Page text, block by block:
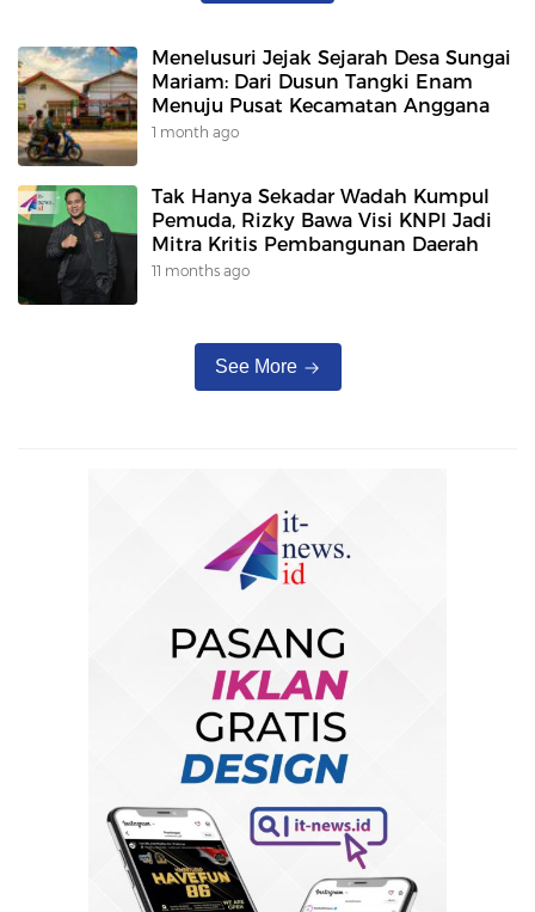
Tingkatkan
Kunjungan
Menelusuri Jejak Sejarah Desa Sungai
Mariam: Dari Dusun Tangki Enam
Menuju Pusat Kecamatan Anggana
1 month ago
Tak Hanya Sekadar Wadah Kumpul
Pemuda, Rizky Bawa Visi KNPI Jadi
Mitra Kritis Pembangunan Daerah
11 months ago
See More